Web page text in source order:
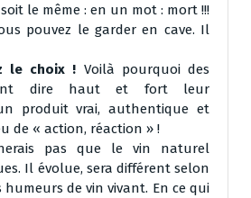
le même : en un mot : mort !!!
pouvez le garder en cave. Il
le choix ! Voilà pourquoi des
dire haut et fort leur
produit vrai, authentique et
de « action, réaction » !
pas que le vin naturel
Il évolue, sera différent selon
humeurs de vin vivant. En ce qui